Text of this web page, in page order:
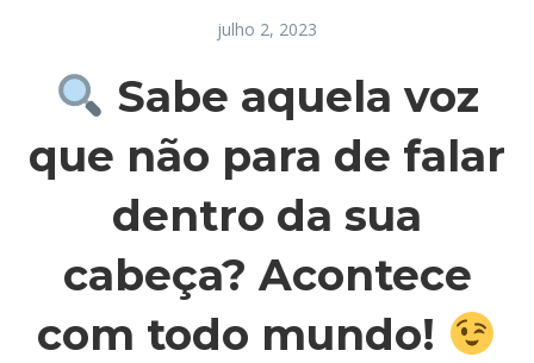
julho 2, 2023
Sabe aquela voz
que não para de falar
dentro da sua
cabeça? Acontece
com todo mundo!